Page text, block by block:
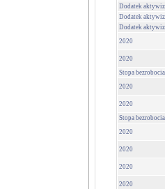
Dodatek
Dodatek
Dodatek
2020
2020
Stopa bezrobocia
2020
2020
Stopa bezrobocia
2020
2020
2020
2020